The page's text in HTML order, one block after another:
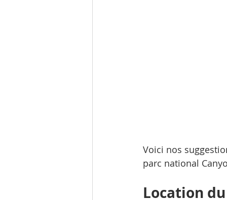
Voici nos
parc national
Location